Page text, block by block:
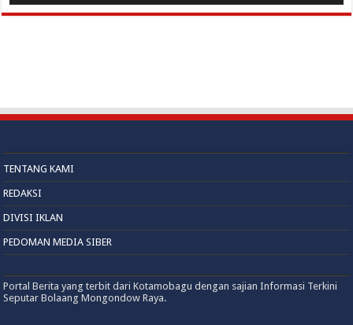
TENTANG KAMI
REDAKSI
DIVISI IKLAN
PEDOMAN MEDIA SIBER
Portal Berita yang terbit dari Kotamobagu dengan sajian Informasi Terkini
Seputar Bolaang Mongondow Raya.